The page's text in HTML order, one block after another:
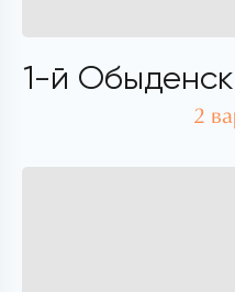
1-й
2